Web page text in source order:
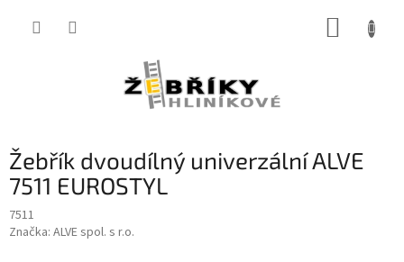
Žebřík dvoudílný univerzální ALVE
7511 EUROSTYL
7511
Značka: ALVE spol. s r.o.